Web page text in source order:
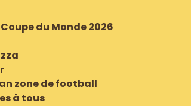
du Monde 2026
zone de football
à tous